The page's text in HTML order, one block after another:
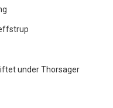
under Thorsager